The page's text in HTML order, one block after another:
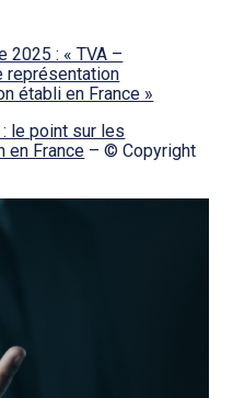
2025 : « TVA –
représentation
établi en France »
: le point sur les
en France – © Copyright